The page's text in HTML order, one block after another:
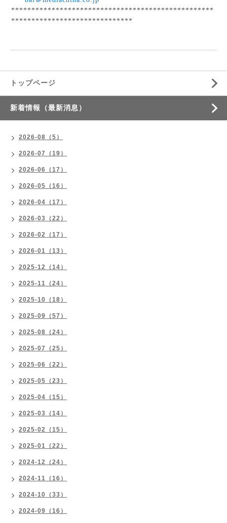
**************************************************
******************************
トップページ
新着情報（最新消息）
2026-08（5）
2026-07（19）
2026-06（17）
2026-05（16）
2026-04（17）
2026-03（22）
2026-02（17）
2026-01（13）
2025-12（14）
2025-11（24）
2025-10（18）
2025-09（57）
2025-08（24）
2025-07（25）
2025-06（22）
2025-05（23）
2025-04（15）
2025-03（14）
2025-02（15）
2025-01（22）
2024-12（24）
2024-11（16）
2024-10（33）
2024-09（16）